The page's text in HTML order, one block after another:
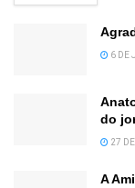
6 DE
do
27
A